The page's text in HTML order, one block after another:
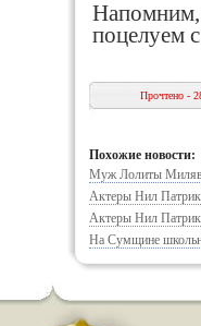
Напомним,
поцелуем
Прочтено -
Похожие новости:
Муж Лолиты
Актеры Нил Патрик
Актеры Нил Патрик
На Сумщине